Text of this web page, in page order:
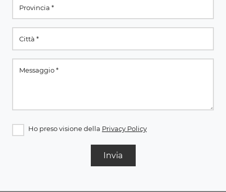
Ho preso visione della Privacy Policy
Invia